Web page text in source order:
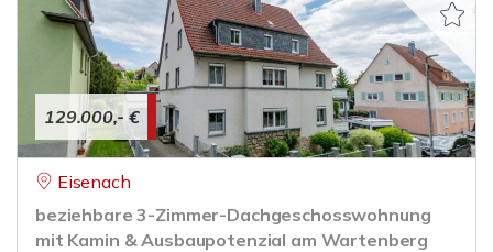
129.000,- €
Eisenach
beziehbare 3-Zimmer-Dachgeschosswohnung
mit Kamin & Ausbaupotenzial am Wartenberg